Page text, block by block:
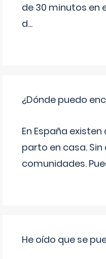
de 30 minutos en
d...
¿Dónde puedo
En España
parto en casa.
comunidades.
He oído que se